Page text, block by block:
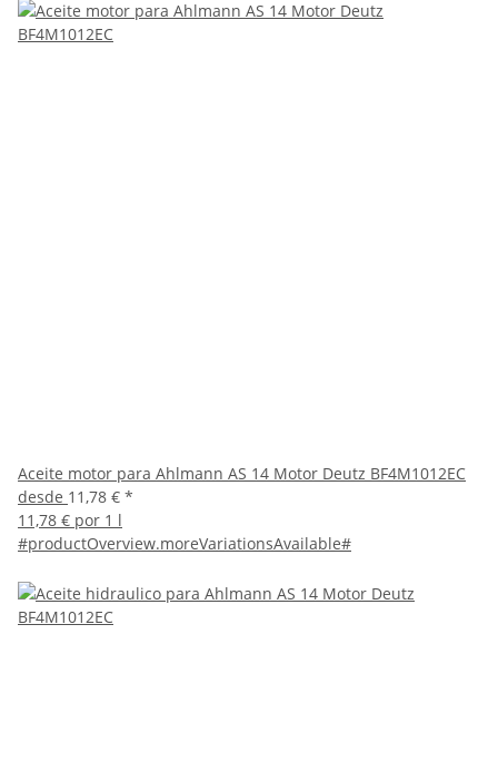
Aceite motor para Ahlmann AS 14 Motor Deutz BF4M1012EC
desde 11,78 € *
11,78 € por 1 l
#productOverview.moreVariationsAvailable#